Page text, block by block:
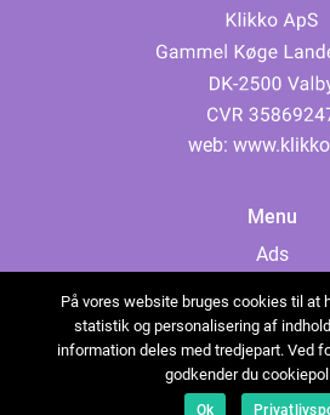
web:
Menu
Ads
Cookies
Contact
Sitemap
På vores website bruges cookies til at
statistik og personalisering af
information deles med tredjepart. Ved
godkender du
Ok